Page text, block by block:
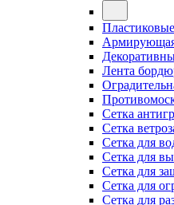
Армирующая
Лента
Сетка
Сетка
Сетка для
Сетка для
Сетка для
Сетка для
Сетка для